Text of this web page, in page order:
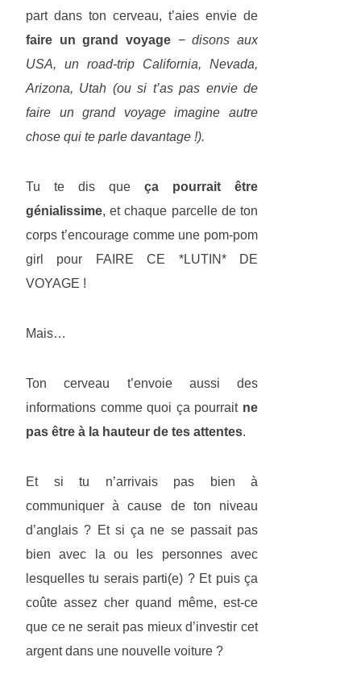
part dans ton cerveau, t’aies envie de
faire un grand voyage − disons aux
USA, un road-trip California, Nevada,
Arizona, Utah (ou si t’as pas envie de
faire un grand voyage imagine autre
chose qui te parle davantage !).
Tu te dis que ça pourrait être
génialissime, et chaque parcelle de ton
corps t’encourage comme une pom-pom
girl pour FAIRE CE *LUTIN* DE
VOYAGE !
Mais…
Ton cerveau t’envoie aussi des
informations comme quoi ça pourrait ne
pas être à la hauteur de tes attentes.
Et si tu n’arrivais pas bien à
communiquer à cause de ton niveau
d’anglais ? Et si ça ne se passait pas
bien avec la ou les personnes avec
lesquelles tu serais parti(e) ? Et puis ça
coûte assez cher quand même, est-ce
que ce ne serait pas mieux d’investir cet
argent dans une nouvelle voiture ?